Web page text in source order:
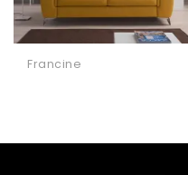
Francine